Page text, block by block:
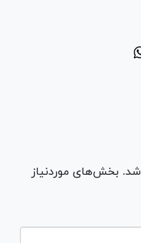
بخش‌های موردنیاز